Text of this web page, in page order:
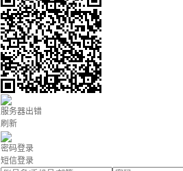
服务器出错
刷新
密码登录
短信登录